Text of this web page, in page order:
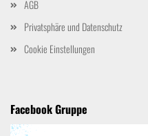
AGB
Privatsphäre und Datenschutz
Cookie Einstellungen
Facebook Gruppe